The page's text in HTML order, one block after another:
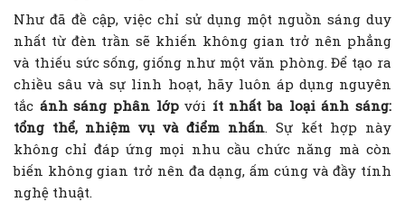
Như đã đề cập, việc chỉ sử dụng một nguồn sáng duy
nhất từ đèn trần sẽ khiến không gian trở nên phẳng
và thiếu sức sống, giống như một văn phòng. Để tạo ra
chiều sâu và sự linh hoạt, hãy luôn áp dụng nguyên
tắc ánh sáng phân lớpvới ít nhất ba loại ánh sáng:
tổng thể, nhiệm vụ và điểm nhấn. Sự kết hợp này
không chỉ đáp ứng mọi nhu cầu chức năng mà còn
biến không gian trở nên đa dạng, ấm cúng và đầy tính
nghệ thuật.